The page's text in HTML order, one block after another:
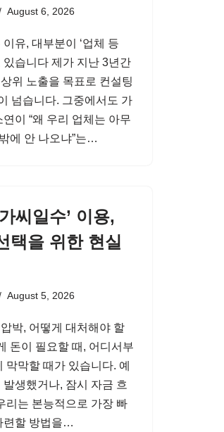
August 6, 2026
유, 대부분이 ‘업체 등
있습니다 제가 지난 3년간
위 노출을 목표로 컨설팅
넘습니다. 그중에서도 가
이 “왜 우리 업체는 아무
에 안 나오냐”는…
씨일수’ 이용,
택을 위한 현실
August 5, 2026
박, 어떻게 대처해야 할
돈이 필요할 때, 어디서부
막막할 때가 있습니다. 예
생했거나, 잠시 자금 흐
리는 본능적으로 가장 빠
련할 방법을…